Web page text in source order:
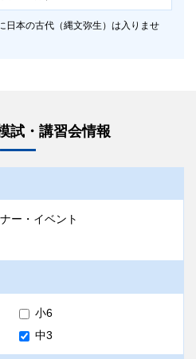
ます（Zoomによる試験監督は
早稲田アカデミーEASTで解答
受験登録用紙記入
います。
EAST
で解答用紙をご提出いた
、早稲田アカデミーの別ブランド校
ードシール
日本の古代（縄文弥生）は入りませ
to）、接続詞when,that、不定
算
、説明的文章、漢字・語句の
かれる変化、物質のつくり
、接続詞that（be動詞＋形容
人など＋that～）
展開と因数分解
、説明的文章、古文、漢字・
試・講習会情報
ー・イベント
小6
中3